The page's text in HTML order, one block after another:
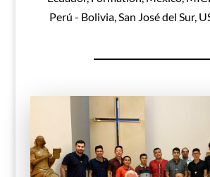
Perú - Bolivia,San José del Sur,